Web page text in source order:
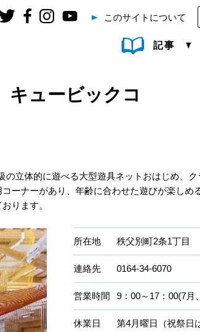
このサイトについて
記事
ュービックコ
立体的に遊べる大型遊具ネットおはじめ、
ーナーがあり、年齢に合わせた遊びが楽しめ
ります。
所在地 秩父別町2条1丁目
連絡先 0164-34-6070
営業時間 9：00～17：00(7月
休業日 第4月曜日（祝祭日